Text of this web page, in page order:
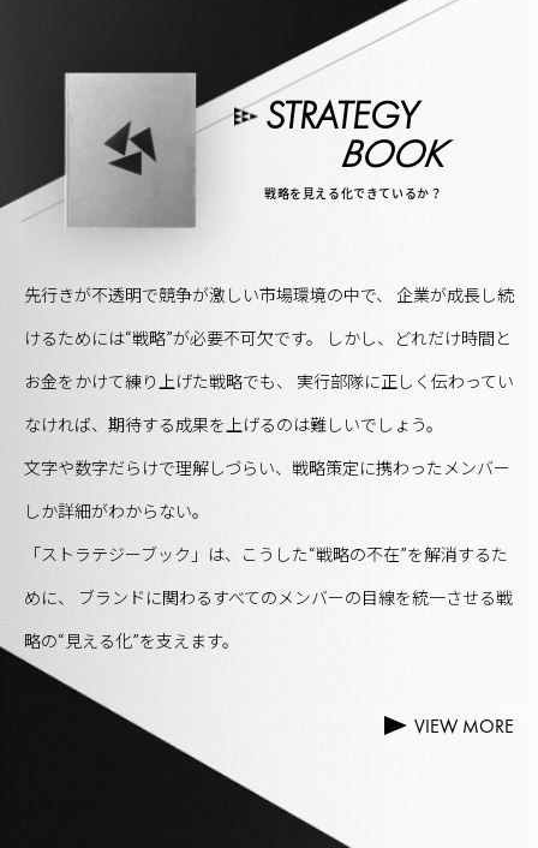
STRATEGY
BOOK
戦略を見える化できているか？
先行きが不透明で競争が激しい市場環境の中で、
企業が成長し続
けるためには“戦略”が必要不可欠です。
しかし、どれだけ時間と
お金をかけて練り上げた戦略でも、
実行部隊に正しく伝わってい
なければ、期待する成果を上げるのは難しいでしょう。
文字や数字だらけで理解しづらい、戦略策定に携わったメンバー
しか詳細がわからない。
「ストラテジーブック」は、こうした“戦略の不在”を解消するた
めに、
ブランドに関わるすべてのメンバーの目線を統一させる戦
略の“見える化”を支えます。
VIEW MORE